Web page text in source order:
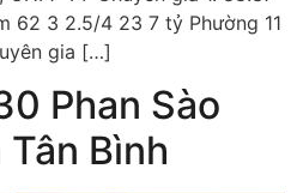
62 3 2.5/4 23 7 tỷ Phường 11
gia […]
Phan Sào
Tân Bình